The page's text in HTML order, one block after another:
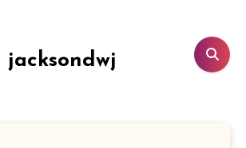
jacksondwj